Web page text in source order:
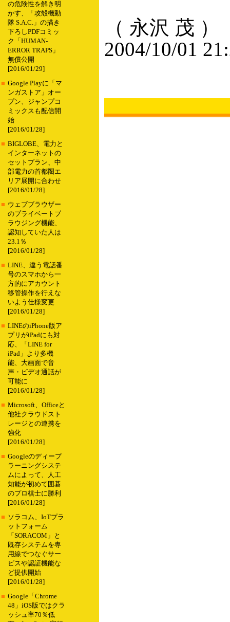
の危険性を解き明
かす、「攻殻機動
隊 S.A.C.」の描き
下ろしPDFコミッ
ク「HUMAN-
ERROR TRAPS」
無償公開
[2016/01/29]
■ Google Playに「マ
ンガストア」オー
プン、ジャンプコ
ミックスも配信開
始
[2016/01/28]
■ BIGLOBE、電力と
インターネットの
セットプラン、中
部電力の首都圏エ
リア展開に合わせ
[2016/01/28]
■ ウェブブラウザー
のプライベートブ
ラウジング機能、
認知していた人は
23.1％
[2016/01/28]
■ LINE、違う電話番
号のスマホから一
方的にアカウント
移管操作を行えな
いよう仕様変更
[2016/01/28]
■ LINEのiPhone版ア
プリがiPadにも対
応、「LINE for
iPad」より多機
能、大画面で音
声・ビデオ通話が
可能に
[2016/01/28]
■ Microsoft、Officeと
他社クラウドスト
レージとの連携を
強化
[2016/01/28]
■ Googleのディープ
ラーニングシステ
ムによって、人工
知能が初めて囲碁
のプロ棋士に勝利
[2016/01/28]
■ ソラコム、IoTプラ
ットフォーム
「SORACOM」と
既存システムを専
用線でつなぐサー
ビスや認証機能な
ど提供開始
[2016/01/28]
■ Google「Chrome
48」iOS版ではクラ
ッシュ率70％低
（ 永沢 茂 ）
2004/10/01